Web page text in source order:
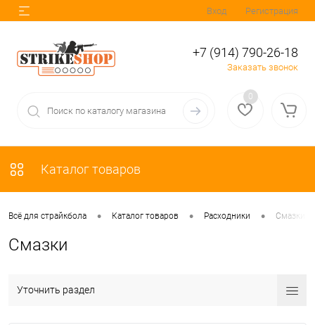
Вход Регистрация
+7 (914) 790-26-18
Заказать звонок
0
Каталог товаров
Всё для страйкбола • Каталог товаров • Расходники • Смазки
Смазки
Уточнить раздел